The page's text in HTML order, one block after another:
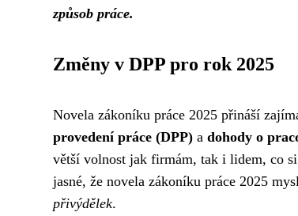
způsob práce.
Změny v DPP pro rok 2025
Novela zákoníku práce 2025 přináší
provedení práce (DPP) a dohody o
větší volnost jak firmám, tak i lidem, co
jasné, že novela zákoníku práce 2025
přivýdělek.